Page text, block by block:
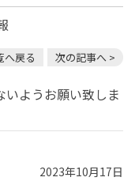
へ戻る 次の記事へ >
いようお願い致しま
2023年10月17日